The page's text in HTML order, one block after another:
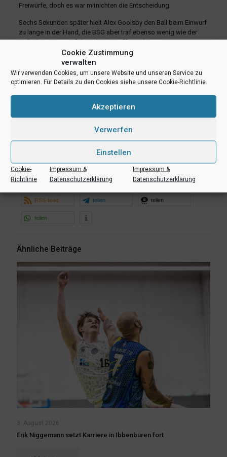
Cookie Zustimmung
verwalten
Wir verwenden Cookies, um unsere Website und unseren Service zu
optimieren. Für Details zu den Cookies siehe unsere Cookie-Richtlinie.
Akzeptieren
Verwerfen
Einstellen
Cookie-
Richtlinie
Impressum &
Datenschutzerklärung
Impressum &
Datenschutzerklärung
Freiwürfe, doch es war mitnichten die Entscheidung.
Sechs Sekunden später hielt Alex Goolsby den Ball beim Einwurf
zu lange in der Hand, die BSG aber traf ebenso wenig wie der
gefoulte Leavitt im folgenden Angriff von der Linie.
Grevenbroich hatte acht Sekunden vor dem Ende die Chance
zum Ausgleich. Doch Münsters Amerikaner klaute Martin den
Ball und versenkte diesen mit der Schlusssirene unter tosendem
hatten zwischendurch eine schwächere Phase, haben es dann
aber gut gemacht“, so Kappenstein.
Hänig, Massing (je 6), A. König (5), Goolsby (4), Padberg, Kosel
(je 3).
Foto: Christina Pohler
teilen teilen E-Mail
RSS-feed teilen teilen
teilen
Ähnliche Beiträge
3. August 2026
Erik Niggemann setzt Karriere in Ibbenbüren fort